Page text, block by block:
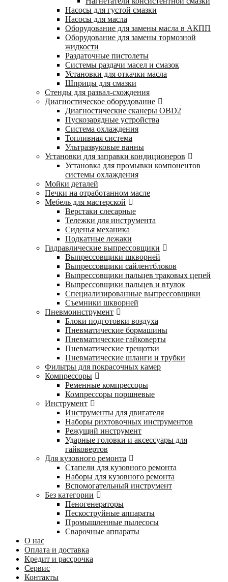
Насосы для густой смазки
Насосы для масла
Оборудование для замены масла в АКПП
Оборудование для замены тормозной
жидкости
Раздаточные пистолеты
Системы раздачи масел и смазок
Установки для откачки масла
Шприцы для смазки
Стенды для развал-схождения
Диагностическое оборудование
Диагностические сканеры OBD2
Пускозарядные устройства
Система охлаждения
Топливная система
Ультразвуковые ванны
Установки для заправки кондиционеров
Установка для промывки компонентов
системы охлаждения
Мойки деталей
Печки на отработанном масле
Мебель для мастерской
Верстаки слесарные
Тележки для инструмента
Сиденья механика
Подкатные лежаки
Гидравлические выпрессовщики
Выпрессовщики шкворней
Выпрессовщики сайлентблоков
Выпрессовщики пальцев траковых цепей
Выпрессовщики пальцев и втулок
Специализированные выпрессовщики
Cъемники шкворней
Пневмоинструмент
Блоки подготовки воздуха
Пневматические бормашины
Пневматические гайковерты
Пневматические трещотки
Пневматические шланги и трубки
Фильтры для покрасочных камер
Компрессоры
Ременные компрессоры
Компрессоры поршневые
Инструмент
Инструменты для двигателя
Наборы рихтовочных инструментов
Режущий инструмент
Ударные головки и аксессуары для
гайковертов
Для кузовного ремонта
Стапели для кузовного ремонта
Наборы для кузовного ремонта
Вспомогательный инструмент
Без категории
Пеногенераторы
Пескоструйные аппараты
Промышленные пылесосы
Сварочные аппараты
О нас
Оплата и доставка
Кредит и рассрочка
Сервис
Контакты